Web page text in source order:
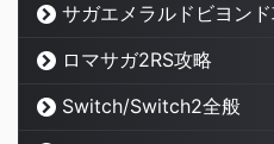
サガエメラルドビヨン
ロマサガ2RS攻略
Switch/Switch2全般